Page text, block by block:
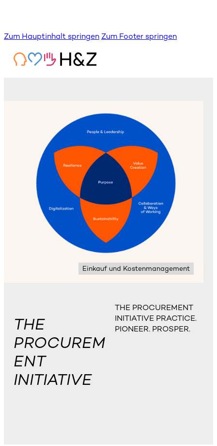
Zum Hauptinhalt springen Zum Footer springen
Einkauf und Kostenmanagement
THE
PROCUREM
ENT
INITIATIVE
THE PROCUREMENT
INITIATIVE PRACTICE.
PIONEER. PROSPER.